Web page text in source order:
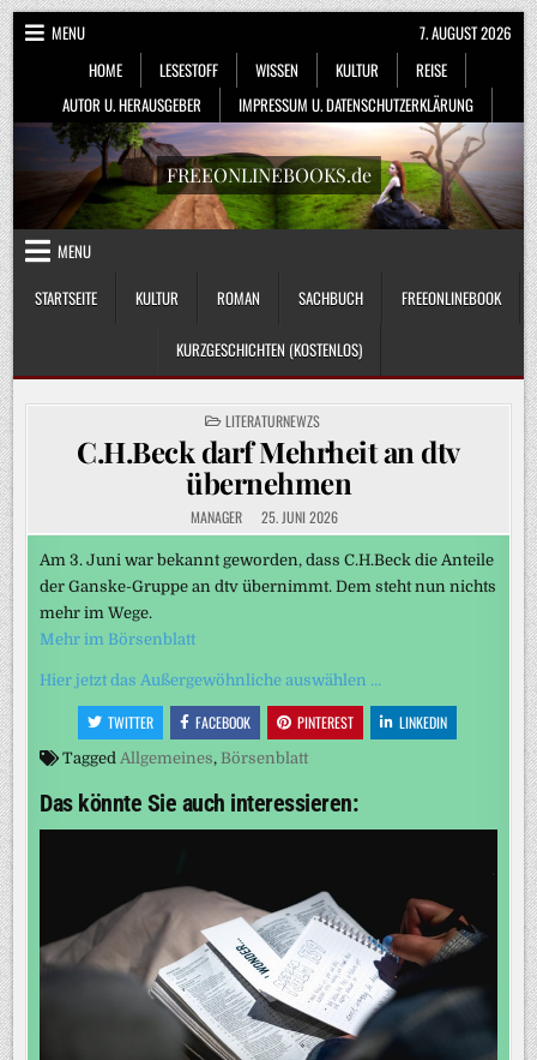
Skip
to
content
MENU
HOME
LESESTOFF WISSEN KULTUR
REISE
AUTOR U. HERAUSGEBER
IMPRESSUM U. DATENSCHUTZERKLÄRUNG
7. AUGUST 2026
FREEONLINEBOOKS.de
MENU
STARTSEITE
KULTUR ROMAN SACHBUCH FREEONLINEBOOK
KURZGESCHICHTEN (KOSTENLOS)
POSTED
IN
LITERATURNEWZS
C.H.Beck darf Mehrheit an dtv
übernehmen
MANAGER 25. JUNI 2026
Am 3. Juni war bekannt geworden, dass C.H.Beck die Anteile
der Ganske-Gruppe an dtv übernimmt. Dem steht nun nichts
mehr im Wege.
Mehr im Börsenblatt
Hier jetzt das Außergewöhnliche auswählen …
TWITTER FACEBOOK PINTEREST LINKEDIN
Tagged Allgemeines, Börsenblatt
Das könnte Sie auch interessieren: